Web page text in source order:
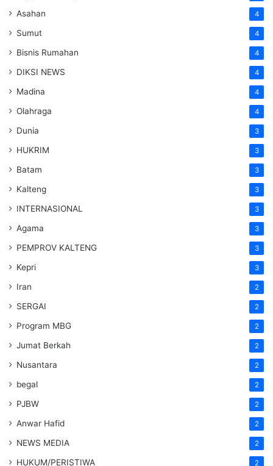
Asahan 4
Sumut 4
Bisnis Rumahan 4
DIKSI NEWS 4
Madina 4
Olahraga 4
Dunia 3
HUKRIM 3
Batam 3
Kalteng 3
INTERNASIONAL 3
Agama 3
PEMPROV KALTENG 3
Kepri 3
Iran 2
SERGAI 2
Program MBG 2
Jumat Berkah 2
Nusantara 2
begal 2
PJBW 2
Anwar Hafid 2
NEWS MEDIA 2
HUKUM/PERISTIWA 2